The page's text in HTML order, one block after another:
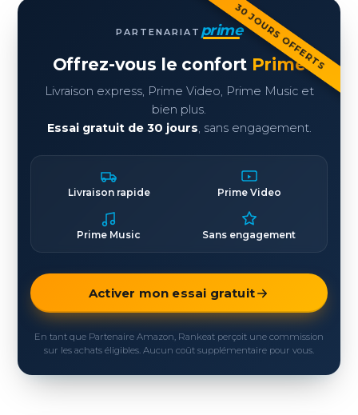
30 JOURS OFFERTS
PARTENARIAT prime
Offrez-vous le confort Prime
Livraison express, Prime Video, Prime Music et
bien plus.
Essai gratuit de 30 jours, sans engagement.
Livraison rapide Prime Video
Prime Music Sans engagement
Activer mon essai gratuit
En tant que Partenaire Amazon, Rankeat perçoit une commission
sur les achats éligibles. Aucun coût supplémentaire pour vous.